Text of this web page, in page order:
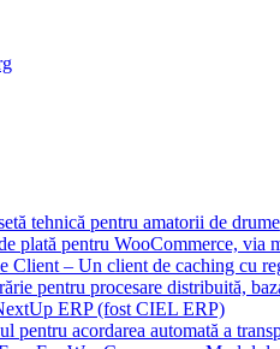
tehnică pentru amatorii de
plată pentru WooCommerce, via
Client – Un client de caching cu
pentru procesare distribuită,
ERP (fost CIEL ERP)
pentru acordarea automată a